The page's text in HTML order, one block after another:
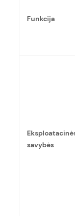
Funkcija
savybės